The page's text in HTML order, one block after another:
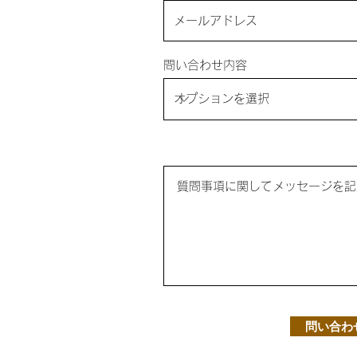
問い合わせ内容
問い合わ